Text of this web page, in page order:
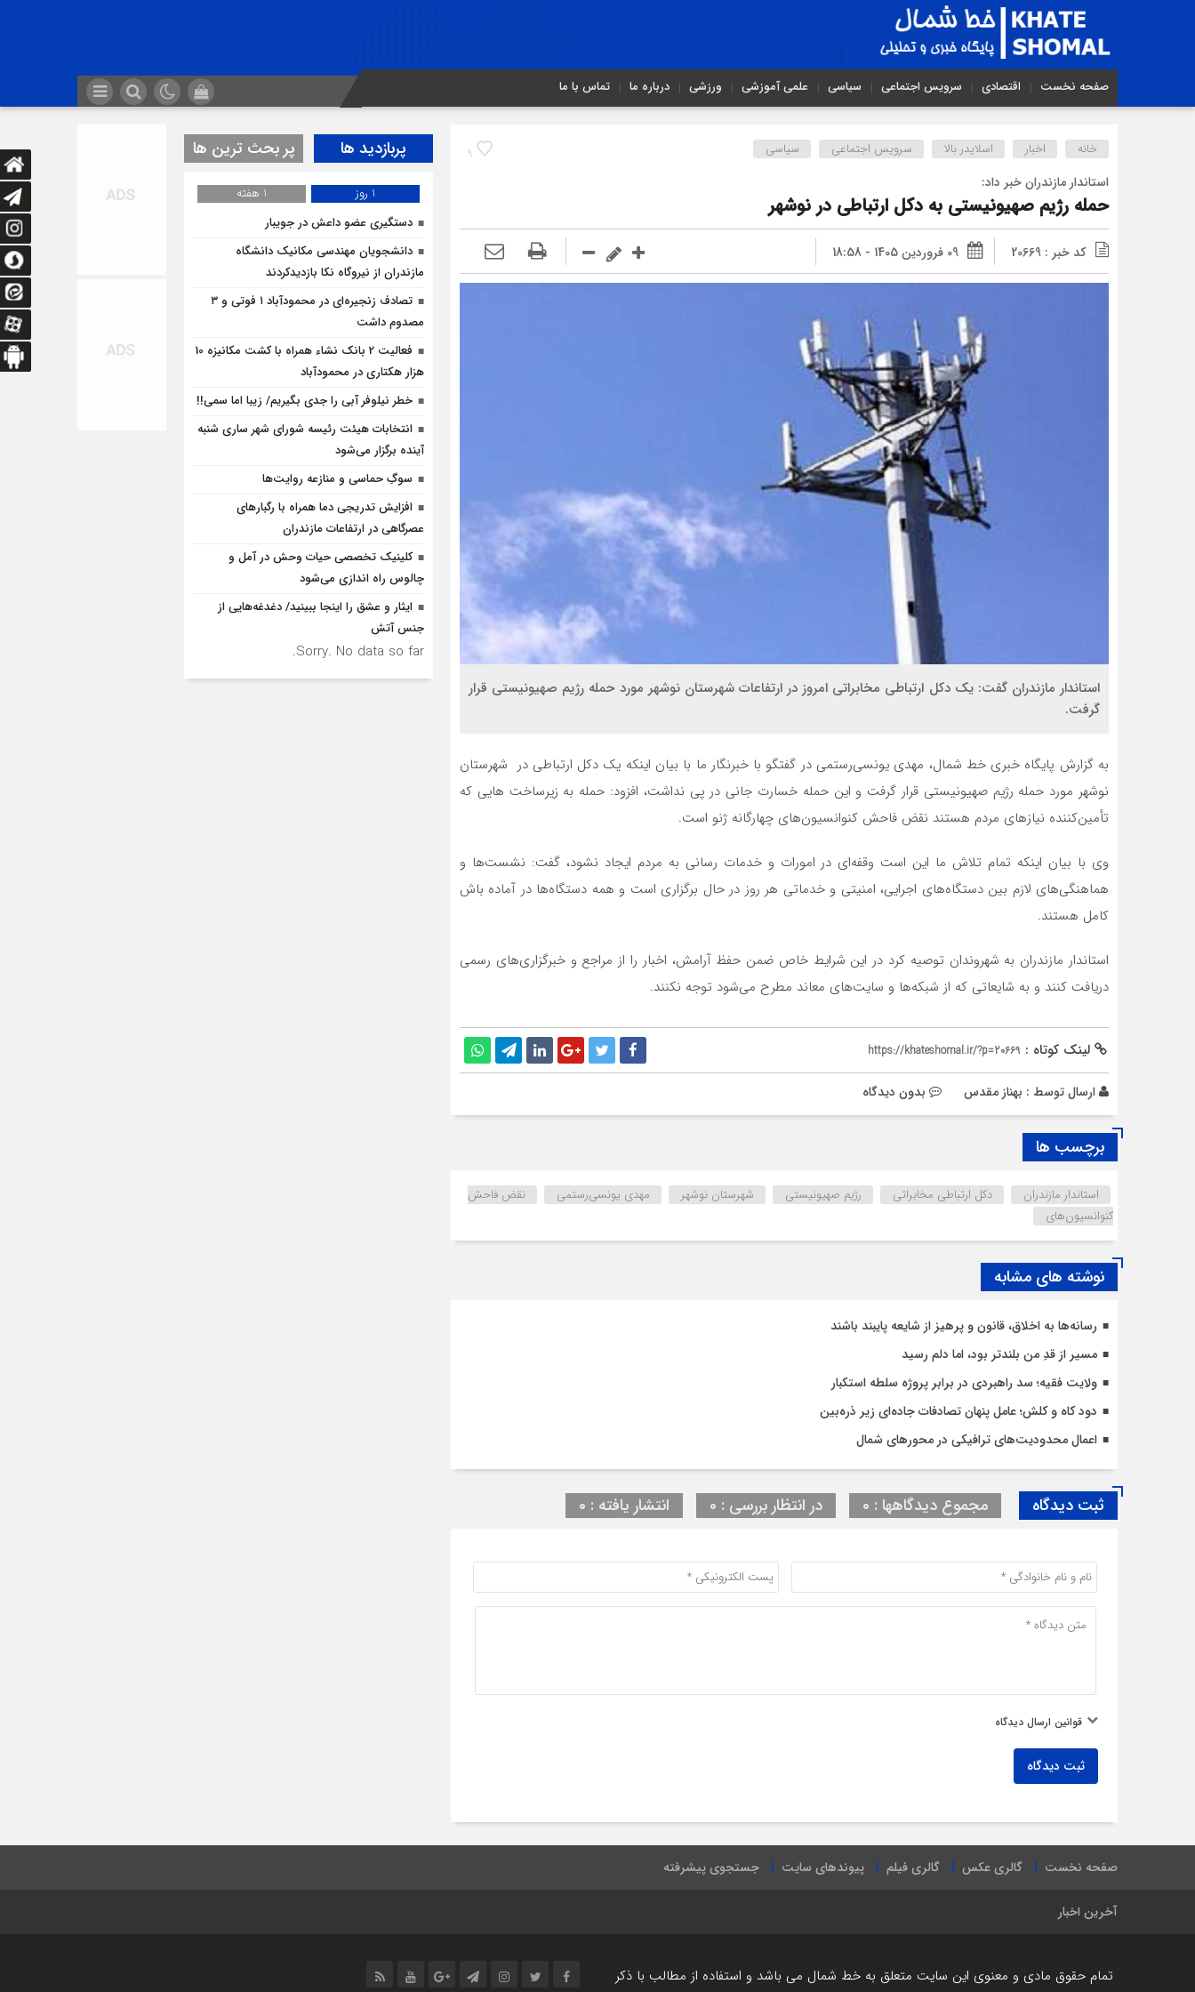
صفحه نخست اقتصادی سرویس اجتماعی سیاسی علمی آموزشی ورزشی درباره ما تماس با ما
9 خانه اخبار اسلایدر بالا سرویس اجتماعی سیاسی
استاندار مازندران خبر داد:
حمله رژیم صهیونیستی به دکل ارتباطی در نوشهر
کد خبر : 20669 09 فروردین 1405 - 18:58
استاندار مازندران گفت: یک دکل ارتباطی مخابراتی امروز در ارتفاعات شهرستان نوشهر مورد حمله رژیم صهیونیستی قرار
گرفت.
به گزارش پایگاه خبری خط شمال، مهدی یونسی‌رستمی در گفتگو با خبرنگار ما با بیان اینکه یک دکل ارتباطی در شهرستان
نوشهر مورد حمله رژیم صهیونیستی قرار گرفت و این حمله خسارت جانی در پی نداشت، افزود: حمله به زیرساخت هایی که
تأمین‌کننده نیازهای مردم‌ هستند نقض فاحش کنوانسیون‌های چهارگانه ژنو است.
وی با بیان اینکه تمام تلاش ما این است وقفه‌ای در امورات و خدمات رسانی به مردم ایجاد نشود، گفت: نشست‌ها و
هماهنگی‌های لازم بین دستگاه‌های اجرایی، امنیتی و خدماتی هر روز در حال برگزاری است و همه دستگاه‌ها در آماده باش
کامل هستند.
استاندار مازندران به شهروندان توصیه کرد در این شرایط خاص ضمن حفظ آرامش، اخبار را از مراجع و خبرگزاری‌های رسمی
دریافت کنند و به شایعاتی که از شبکه‌ها و سایت‌های معاند مطرح می‌شود توجه نکنند.
لینک کوتاه : https://khateshomal.ir/?p=20669
ارسال توسط : بهناز مقدس بدون دیدگاه
برچسب ها
استاندار مازندران دکل ارتباطی مخابراتی رژیم صهیونیستی شهرستان نوشهر مهدی یونسی‌رستمی
نقض فاحش
کنوانسیون‌های
نوشته های مشابه
رسانه‌ها به اخلاق، قانون و پرهیز از شایعه پایبند باشند
مسیر از قدِ من بلندتر بود، اما دلم رسید
ولایت فقیه؛ سد راهبردی در برابر پروژه سلطه استکبار
دود کاه و کلش؛ عامل پنهان تصادفات جاده‌ای زیر ذره‌بین
اعمال محدودیت‌‌های ترافیکی در محورهای شمال
ثبت دیدگاه مجموع دیدگاهها : 0 در انتظار بررسی : 0 انتشار یافته : 0
قوانین ارسال دیدگاه
ثبت دیدگاه
پربازدید ها پر بحث ترین ها
1 روز
1 هفته
دستگیری عضو داعش در جویبار
دانشجویان مهندسی مکانیک دانشگاه
مازندران از نيروگاه نکا بازديدكردند
تصادف زنجیره‌ای در محمودآباد ۱ فوتی و ۳
مصدوم داشت
فعالیت 2 بانک نشاء همراه با کشت مکانیزه 10
هزار هکتاری در محمودآباد
خطر نیلوفر آبی را جدی بگیریم/ زیبا اما سمی!!
انتخابات هیئت رئیسه شورای شهر ساری شنبه
آینده برگزار می‌شود
سوگِ حماسی و منازعه روایت‌ها
افزایش تدریجی دما همراه با رگبارهای
عصرگاهی در ارتفاعات مازندران
کلینیک تخصصی حیات وحش در آمل و
چالوس راه اندازی می‌شود
ایثار و عشق را اینجا ببینید/ دغدغه‌هایی از
جنس آتش
Sorry. No data so far.
صفحه نخست گالری عکس گالری فیلم پیوندهای سایت جستجوی پیشرفته
آخرین اخبار
تمام حقوق مادی و معنوی این سایت متعلق به خط شمال می باشد و استفاده از مطالب با ذکر